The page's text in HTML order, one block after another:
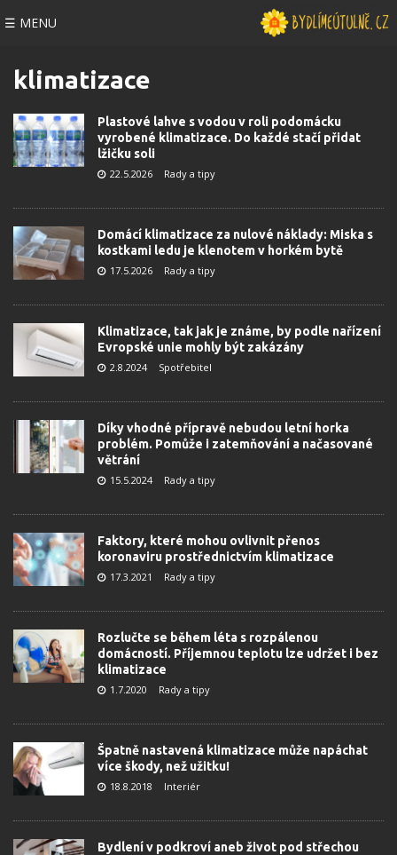
☰ MENU
klimatizace
Plastové lahve s vodou v roli podomácku
vyrobené klimatizace. Do každé stačí přidat
lžičku soli
22.5.2026 Rady a tipy
Domácí klimatizace za nulové náklady: Miska s
kostkami ledu je klenotem v horkém bytě
17.5.2026 Rady a tipy
Klimatizace, tak jak je známe, by podle nařízení
Evropské unie mohly být zakázány
2.8.2024 Spotřebitel
Díky vhodné přípravě nebudou letní horka
problém. Pomůže i zatemňování a načasované
větrání
15.5.2024 Rady a tipy
Faktory, které mohou ovlivnit přenos
koronaviru prostřednictvím klimatizace
17.3.2021 Rady a tipy
Rozlučte se během léta s rozpálenou
domácností. Příjemnou teplotu lze udržet i bez
klimatizace
1.7.2020 Rady a tipy
Špatně nastavená klimatizace může napáchat
více škody, než užitku!
18.8.2018 Interiér
Bydlení v podkroví aneb život pod střechou